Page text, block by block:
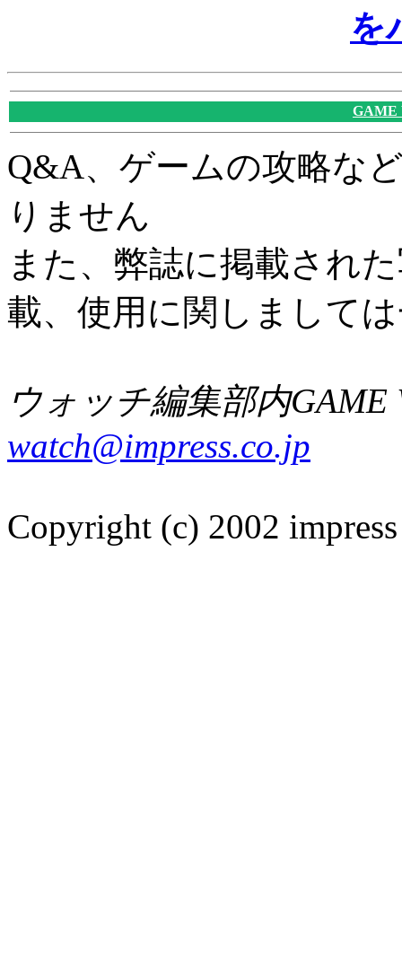
を
GAME
Q&A、ゲームの攻略な
りません
また、弊誌に掲載され
載、使用に関しまして
ウォッチ編集部内GAME
watch@impress.co.jp
Copyright (c) 2002